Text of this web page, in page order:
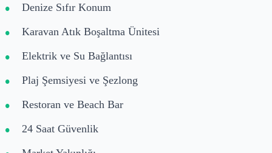
Denize Sıfır Konum
Karavan Atık Boşaltma Ünitesi
Elektrik ve Su Bağlantısı
Plaj Şemsiyesi ve Şezlong
Restoran ve Beach Bar
24 Saat Güvenlik